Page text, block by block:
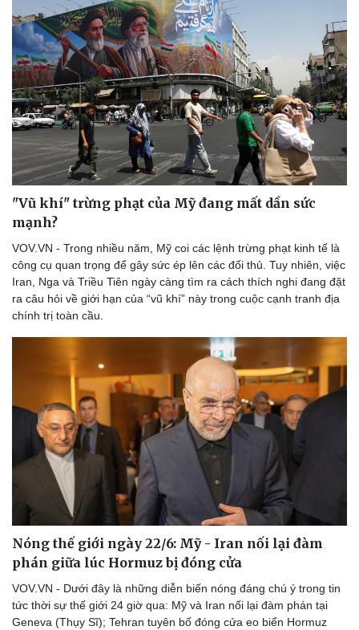
"Vũ khí" trừng phạt của Mỹ đang mất dần sức
mạnh?
VOV.VN - Trong nhiều năm, Mỹ coi các lệnh trừng phạt kinh tế là
công cụ quan trọng để gây sức ép lên các đối thủ. Tuy nhiên, việc
Iran, Nga và Triều Tiên ngày càng tìm ra cách thích nghi đang đặt
ra câu hỏi về giới hạn của “vũ khí” này trong cuộc cạnh tranh địa
chính trị toàn cầu.
Nóng thế giới ngày 22/6: Mỹ - Iran nối lại đàm
phán giữa lúc Hormuz bị đóng cửa
VOV.VN - Dưới đây là những diễn biến nóng đáng chú ý trong tin
tức thời sự thế giới 24 giờ qua: Mỹ và Iran nối lại đàm phán tại
Geneva (Thụy Sĩ); Tehran tuyên bố đóng cửa eo biển Hormuz